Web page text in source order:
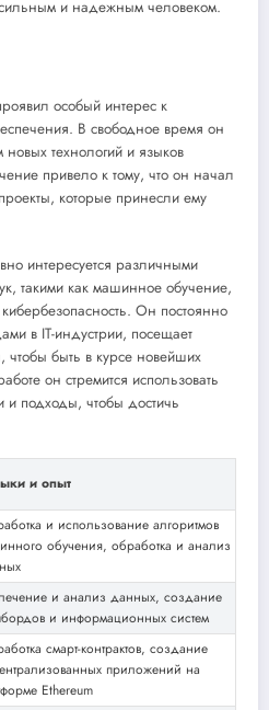
и надежным человеком.
особый интерес к
В свободное время он
технологий и языков
привело к тому, что он начал
которые принесли ему
интересуется различными
такими как машинное обучение,
Он постоянно
в IT-индустрии, посещает
быть в курсе новейших
он стремится использовать
и подходы, чтобы достичь
и опыт
и использование алгоритмов
обучения, обработка и анализ
и анализ данных, создание
и информационных систем
смарт-контрактов, создание
приложений на
Ethereum